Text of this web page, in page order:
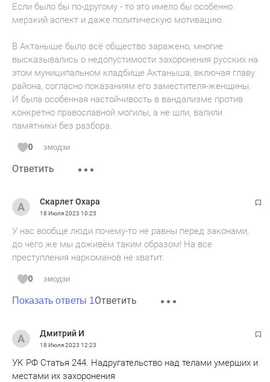
Если было бы по-другому - то это имело бы особенно
мерзкий аспект и даже политическую мотивацию.
В Актаныше было всё общество заражено, многие
высказывались о недопустимости захоронения русских на
этом муниципальном кладбище Актаныша, включая главу
района, согласно показаниям его заместителя-женщины.
И была особенная настойчивость в вандализме против
конкретно православной могилы, а не шли, валили
памятники без разбора.
0 эмодзи
Ответить
Скарлет Охара
18 Июля 2023 10:25
У нас вообще люди почему-то не равны перед законами,
до чего же мы доживём таким образом! На все
преступления наркоманов не хватит.
0 эмодзи
Показать ответы 1Ответить
Дмитрий И
18 Июля 2023 12:23
УК РФ Статья 244. Надругательство над телами умерших и
местами их захоронения